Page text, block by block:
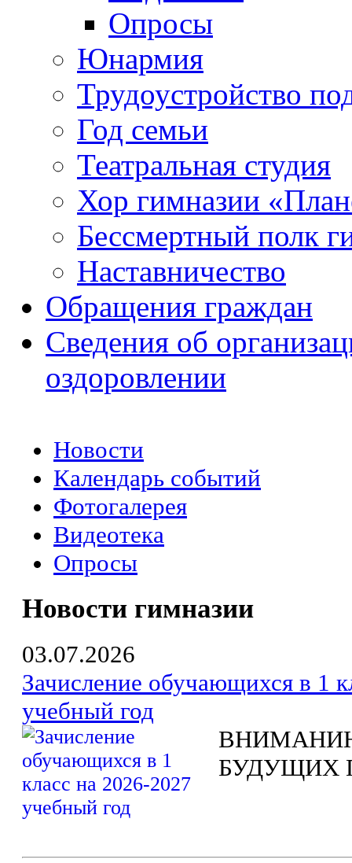
Опросы
Юнармия
Трудоустройство
Год семьи
Театральная студия
Хор гимназии
Бессмертный полк
Наставничество
Обращения граждан
Сведения об
оздоровлении
Новости
Календарь событий
Фотогалерея
Видеотека
Опросы
Новости гимназии
03.07.2026
Зачисление обучающихся в 1
учебный год
БУДУЩИХ